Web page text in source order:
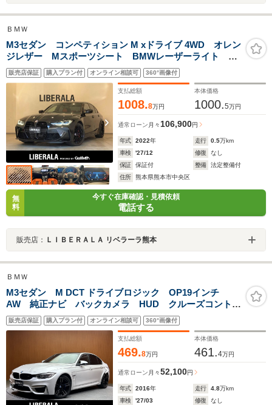
ＢＭＷ
M3セダン コンペティション M xドライブ 4WD オレン
ジレザー Mスポーツシート BMWレーザーライト オ
ートハイビーム アダプティブMサスペンション 純正ナ
ビ USB Bluetooth harman/kardonサウンドシステ
ム パーキングアシスト パワーバックドア
販売店保証 購入プラン付 オンライン相談可 360°画像付
支払総額
1008.8万円
本体価格
1000.5万円
通常ローン 月々106,900円
年式 2022年 走行 0.5万km
車検
'27/12 修復
なし
保証
保証付 整備
法定整備付
住所
熊本県熊本市中央区
無
料
今すぐ在庫確認・見積依頼
電話する
販売店： ＬＩＢＥＲＡＬＡ リベラーラ熊本
ＢＭＷ
M3セダン M DCT ドライブロジック OP19インチ
AW 純正ナビ バックカメラ HUD クルーズコントロ
ール レザーシート シートヒーター メモリーパワー
シート LEDヘッドライト オートライト ドライブレ
コーダー レーンキープアシスト
販売店保証 購入プラン付 オンライン相談可 360°画像付
支払総額
469.8万円
本体価格
461.4万円
通常ローン 月々52,100円
年式 2016年 走行 4.8万km
車検
'27/03 修復
なし